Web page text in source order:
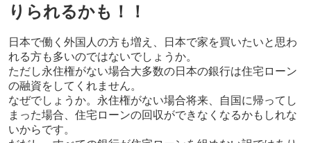
りられるかも！！
日本で働く外国人の方も増え、日本で家を買いたいと思わ
れる方も多いのではないでしょうか。
ただし永住権がない場合大多数の日本の銀行は住宅ローン
の融資をしてくれません。
なぜでしょうか。永住権がない場合将来、自国に帰ってし
まった場合、住宅ローンの回収ができなくなるかもしれな
いからです。